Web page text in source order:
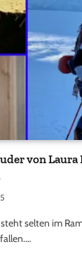
von Laura
selten im